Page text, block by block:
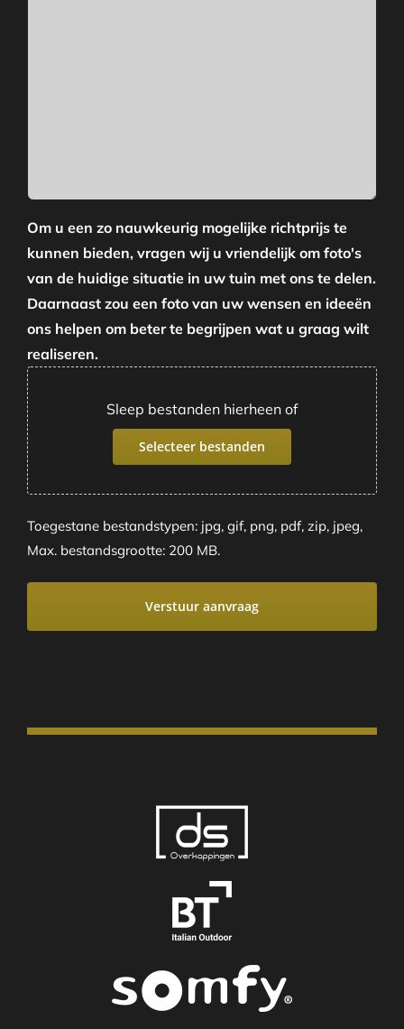
Om u een zo nauwkeurig mogelijke richtprijs te
kunnen bieden, vragen wij u vriendelijk om foto's
van de huidige situatie in uw tuin met ons te delen.
Daarnaast zou een foto van uw wensen en ideeën
ons helpen om beter te begrijpen wat u graag wilt
realiseren.
Sleep bestanden hierheen of
Selecteer bestanden
Toegestane bestandstypen: jpg, gif, png, pdf, zip, jpeg,
Max. bestandsgrootte: 200 MB.